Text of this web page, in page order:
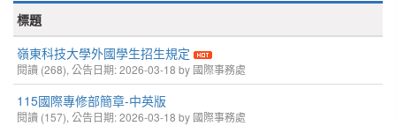
標題
嶺東科技大學外國學生招生規定
閱讀 (268), 公告日期: 2026-03-18 by 國際事務處
115國際專修部簡章-中英版
閱讀 (157), 公告日期: 2026-03-18 by 國際事務處